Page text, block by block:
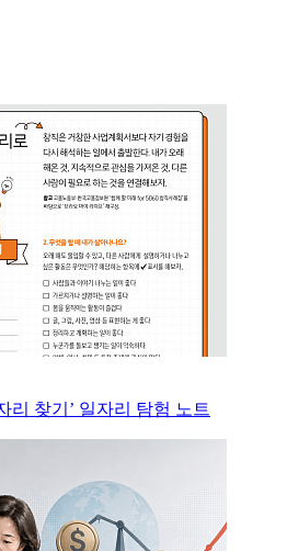
리 찾기’ 일자리 탐험 노트